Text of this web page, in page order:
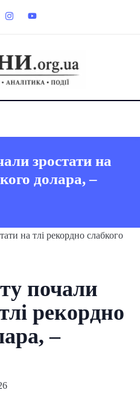
зростати на
долара, –
почали
рекордно
–